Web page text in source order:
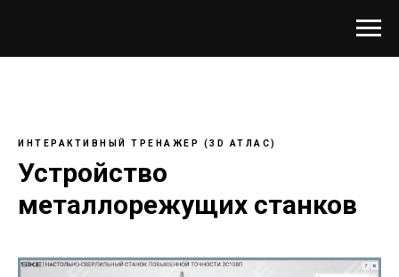
ИНТЕРАКТИВНЫЙ ТРЕНАЖЕР (3D АТЛАС)
Устройство
металлорежущих станков